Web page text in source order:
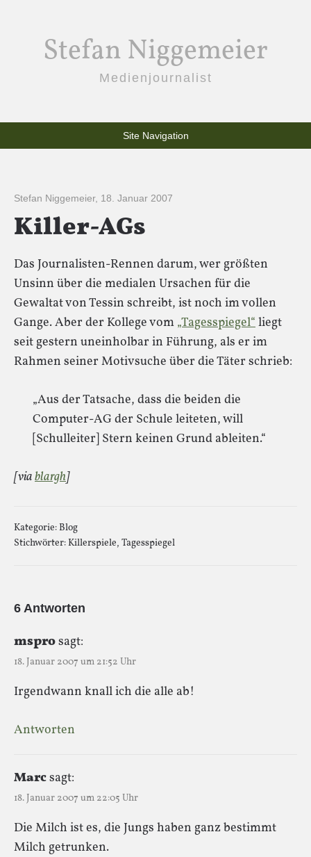
Stefan Niggemeier
Medienjournalist
Site Navigation
Stefan Niggemeier, 18. Januar 2007
Killer-AGs
Das Journalisten-Rennen darum, wer größten
Unsinn über die medialen Ursachen für die
Gewaltat von Tessin schreibt, ist noch im vollen
Gange. Aber der Kollege vom „Tagesspiegel“liegt
seit gestern uneinholbar in Führung, als er im
Rahmen seiner Motivsuche über die Täter schrieb:
„Aus der Tatsache, dass die beiden die
Computer-AG der Schule leiteten, will
[Schulleiter] Stern keinen Grund ableiten.“
[viablargh]
Kategorie:Blog
Stichwörter:Killerspiele, Tagesspiegel
6 Antworten
msprosagt:
18. Januar 2007 um 21:52 Uhr
Irgendwann knall ich die alle ab!
Antworten
Marcsagt:
18. Januar 2007 um 22:05 Uhr
Die Milch ist es, die Jungs haben ganz bestimmt
Milch getrunken.